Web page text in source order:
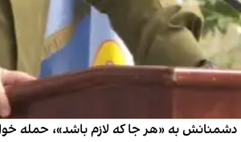
به «هر جا که لازم باشد»، حمله